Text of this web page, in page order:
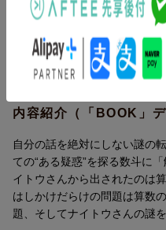
数斗は果たして彼女の秘密を
ナイトウさんの出す問題は、
解は出せない。最後まで読
謎を解く鍵は「よく読む」こ
あなたはナイトウさんの問題
明かすことができるか？
【目次】
1問目 奴隷とライオンのつる
ど、公式や解法に当てはめた
たり。主人公の数斗といっし
て“よく読むこと”のおもしろ
内容紹介（「BOOK」
自分の話を絶対にしない謎の
ての“ある疑惑”を探る数斗に
イトウさんから出されたのは
はしかけだらけの問題は算数
題、そしてナイトウさんの謎